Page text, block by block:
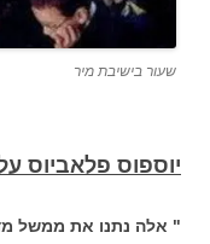
שעור בישיבת מיר
יוספוס פלאביוס
" אלה נתנו את ממשל